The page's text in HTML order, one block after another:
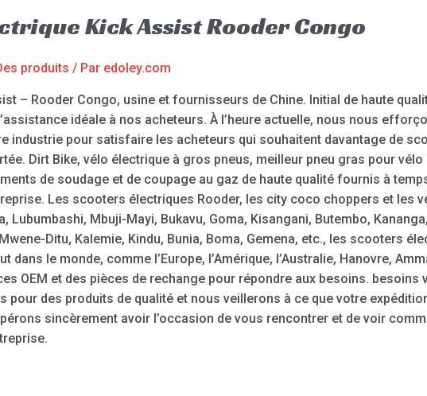
Kick Assist Rooder Congo
produits / Par edoley.com
– Rooder Congo, usine et fournisseurs de Chine. Initial de haute
idéale à nos acheteurs. À l’heure actuelle, nous nous
industrie pour satisfaire les acheteurs qui souhaitent davantage de
Dirt Bike, vélo électrique à gros pneus, meilleur pneu gras pour
de soudage et de coupage au gaz de haute qualité fournis à
Les scooters électriques Rooder, les city coco choppers et les
Lubumbashi, Mbuji-Mayi, Bukavu, Goma, Kisangani, Butembo,
Ditu, Kalemie, Kindu, Bunia, Boma, Gemena, etc., les scooters
le monde, comme l’Europe, l’Amérique, l’Australie, Hanovre,
OEM et des pièces de rechange pour répondre aux besoins. besoins
des produits de qualité et nous veillerons à ce que votre
sincèrement avoir l’occasion de vous rencontrer et de voir